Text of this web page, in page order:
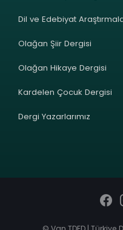
Dil ve Edebiyat
Olağan Şiir Dergisi
Olağan Hikaye Dergisi
Kardelen Çocuk Dergisi
Dergi Yazarlarımız